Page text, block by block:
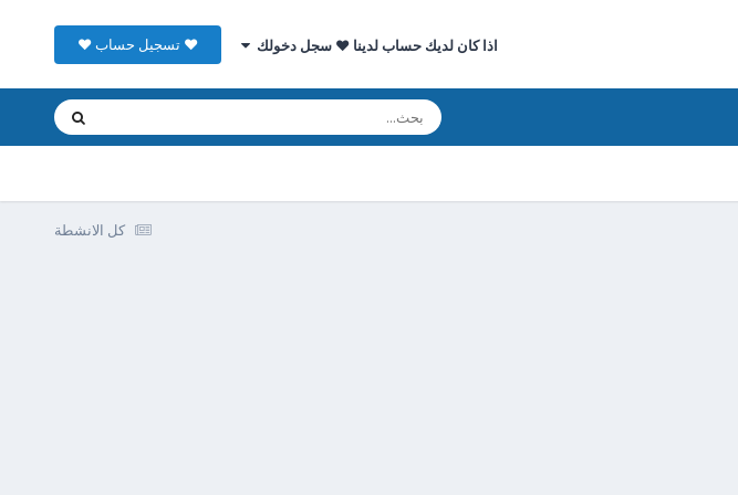
اذا كان لديك حساب لدينا ♥ سجل دخولك ♥ تسجيل حساب ♥
كل الانشطة